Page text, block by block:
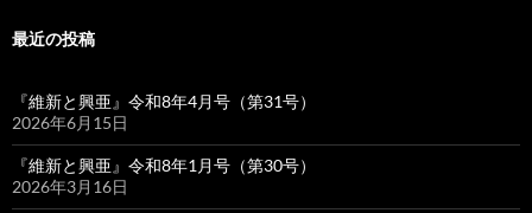
最近の投稿
『維新と興亜』令和8年4月号（第31号）
2026年6月15日
『維新と興亜』令和8年1月号（第30号）
2026年3月16日